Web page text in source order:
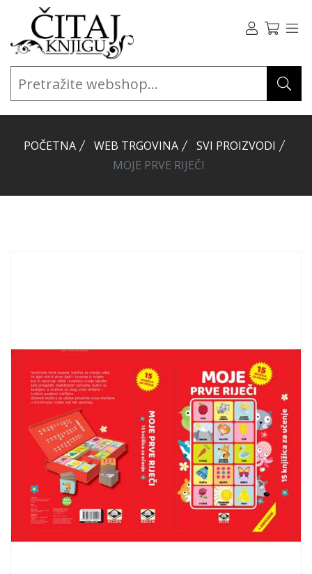
POČETNA WEB TRGOVINA
SVI PROIZVODI
MOJE PRVE RIJEČI